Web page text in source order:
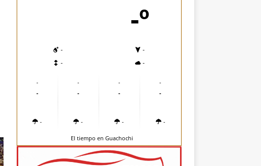
-º
-
-
-
-
-
-
-
-
-
-
-
-
-
-
-
-
El tiempo en Guachochi